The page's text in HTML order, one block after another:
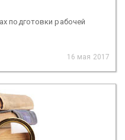
подготовки рабочей
16 мая 2017